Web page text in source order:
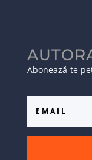
Abonează-te